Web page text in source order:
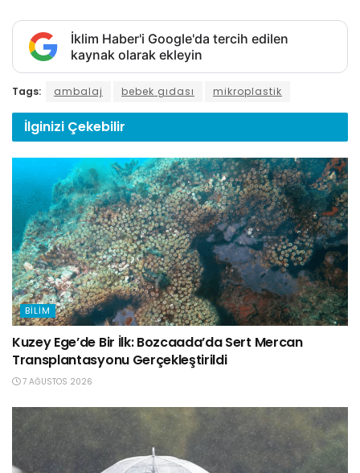
İklim Haber'i Google'da tercih edilen
kaynak olarak ekleyin
Tags: ambalaj bebek gıdası mikroplastik
İlginizi Çekebilir
BILIM
Kuzey Ege’de Bir İlk: Bozcaada’da Sert Mercan
Transplantasyonu Gerçekleştirildi
7 AĞUSTOS 2026